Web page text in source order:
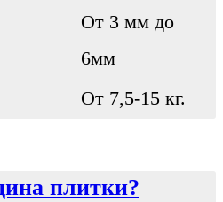
От 3 мм до
6мм
От 7,5-15 кг.
плитки?